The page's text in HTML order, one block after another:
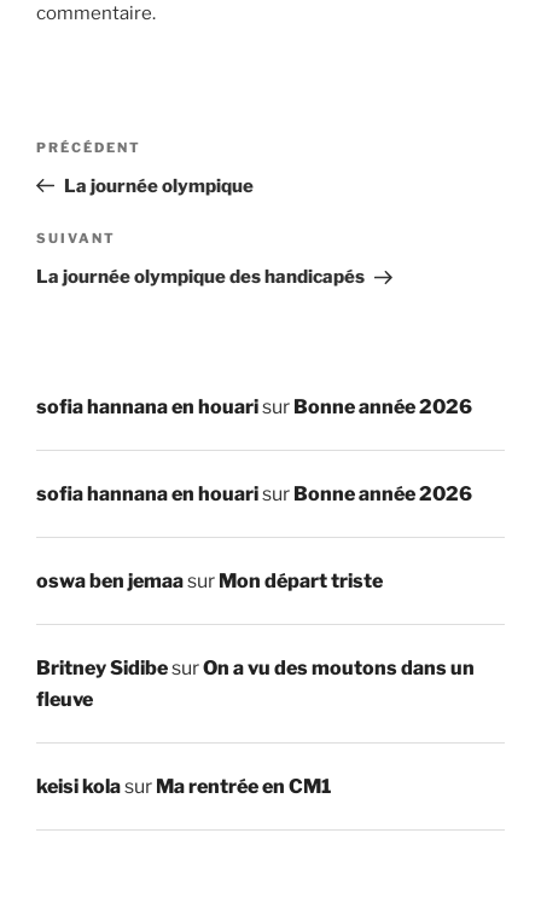
commentaire.
Navigation
l’article
Article
précédent
PRÉCÉDENT
La journée olympique
Article
suivant
SUIVANT
La journée olympique des handicapés
sofia hannana en houarisur Bonne année 2026
sofia hannana en houarisur Bonne année 2026
oswa ben jemaasur Mon départ triste
Britney SidibesurOn a vu des moutons dans un
fleuve
keisi kolasur Ma rentrée en CM1